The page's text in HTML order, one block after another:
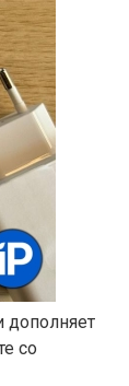
дополняет
со